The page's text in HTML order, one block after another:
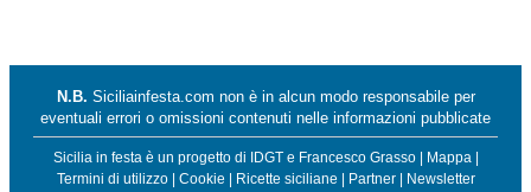
N.B. Siciliainfesta.com non è in alcun modo responsabile per
eventuali errori o omissioni contenuti nelle informazioni pubblicate
Sicilia in festa è un progetto di IDGTe Francesco Grasso| Mappa|
Termini di utilizzo| Cookie Ricette siciliane Partner| Newsletter